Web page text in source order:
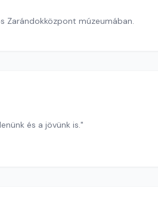
Zarándokközpont múzeumában.
és a jövünk is."